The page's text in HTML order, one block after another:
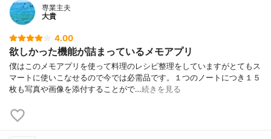
専業主夫
大貴
4.00
欲しかった機能が詰まっているメモアプリ
僕はこのメモアプリを使って料理のレシピ整理をしていますがとてもス
マートに使いこなせるので今では必需品です。１つのノートにつき１５
枚も写真や画像を添付することがで…続きを見る